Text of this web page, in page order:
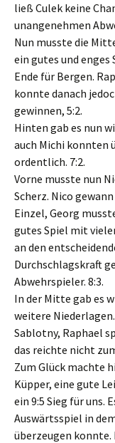
ließ Culek keine
unangenehmen
Nun musste die
ein gutes und
Ende für Bergen.
konnte danach
gewinnen, 5:2.
Hinten gab es nun
auch Michi konnten
ordentlich. 7:2.
Vorne musste nun
Scherz. Nico
Einzel, Georg
gutes Spiel mit
an den
Durchschlagskraft
Abwehrspieler. 8:3.
In der Mitte gab es
weitere
Sablotny, Raphael
das reichte nicht
Zum Glück machte
Küpper, eine gute
ein 9:5 Sieg für uns.
Auswärtsspiel in
überzeugen konnte.